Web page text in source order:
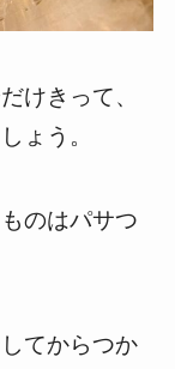
けきって、
ょう。
のはパサつ
てからつか